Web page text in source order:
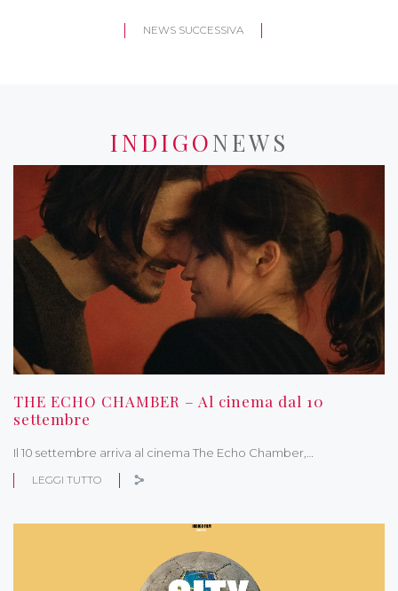
NEWS SUCCESSIVA
INDIGONEWS
THE ECHO CHAMBER – Al cinema dal 10
settembre
Il 10 settembre arriva al cinema The Echo Chamber,…
LEGGI TUTTO